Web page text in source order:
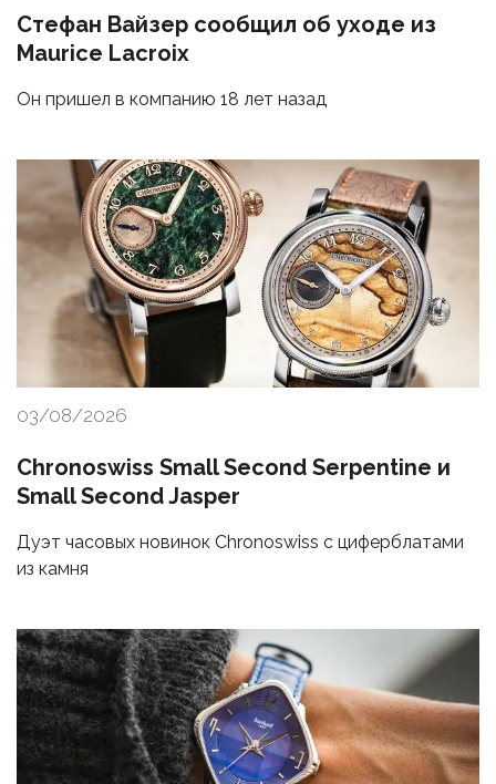
Стефан Вайзер сообщил об уходе из
Maurice Lacroix
Он пришел в компанию 18 лет назад
03/08/2026
Chronoswiss Small Second Serpentine и
Small Second Jasper
Дуэт часовых новинок Chronoswiss с циферблатами
из камня